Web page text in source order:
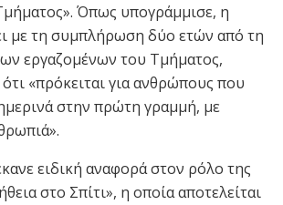
Όπως υπογράμμισε, η
με τη συμπλήρωση δύο ετών από τη
εργαζομένων του Τμήματος,
«πρόκειται για ανθρώπους που
στην πρώτη γραμμή, με
ειδική αναφορά στον ρόλο της
στο Σπίτι», η οποία αποτελείται